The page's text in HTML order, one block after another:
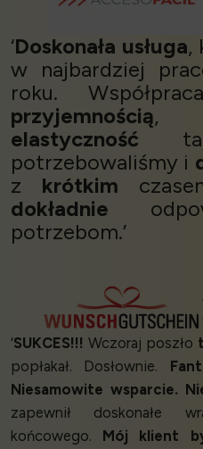
‘Doskonała usługa,
w najbardziej
roku.
przyjemnością,
elastyczność
potrzebowaliśmy i
z krótkim
dokładnie
potrzebom.’
‘SUKCES!!! Wczoraj poszło
popłakał. Dosłownie.
Niesamowite wsparcie.
zapewnił doskonałe
końcowego. Mój klient